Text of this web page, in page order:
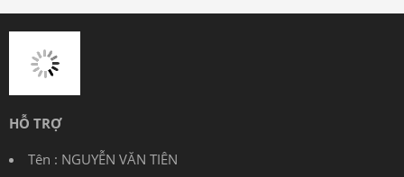
HỖ TRỢ
Tên : NGUYỄN VĂN TIÊN